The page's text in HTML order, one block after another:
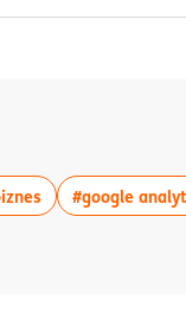
się nie tylko
tagiem:#internet
więcej artykułów
#google